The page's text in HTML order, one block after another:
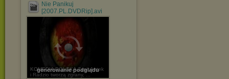
Nie Panikuj
[2007.PL.DVDRip].avi
generowanie podglądu
KOMEDIA POLSKA Zygi, Antek
i Radzio tworzą zgrany, ...